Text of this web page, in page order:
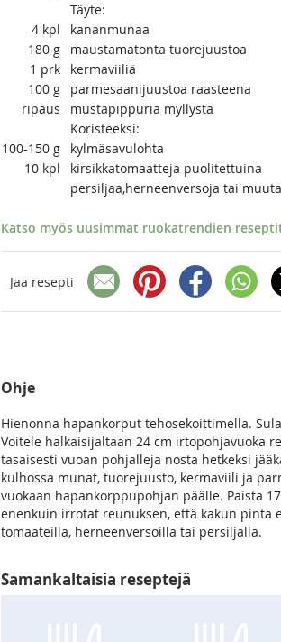
Täyte:
4 kpl
kananmunaa
180 g
maustamatonta tuorejuustoa
1 prk
kermaviiliä
100 g
parmesaanijuustoa raasteena
ripaus
mustapippuria myllystä
Koristeeksi:
100-150 g
kylmäsavulohta
10 kpl
kirsikkatomaatteja puolitettuina
persiljaa,herneenversoja tai
Katso myös uusimmat ruokatrendien
Jaa resepti
Ohje
Hienonna hapankorput tehosekoittimella.
Voitele halkaisijaltaan 24 cm irtopohjavuoka
tasaisesti vuoan pohjalleja nosta hetkeksi
kulhossa munat, tuorejuusto, kermaviili ja
vuokaan hapankorppupohjan päälle. Paista
enenkuin irrotat reunuksen, että kakun pinta
tomaateilla, herneenversoilla tai persiljalla.
Samankaltaisia reseptejä